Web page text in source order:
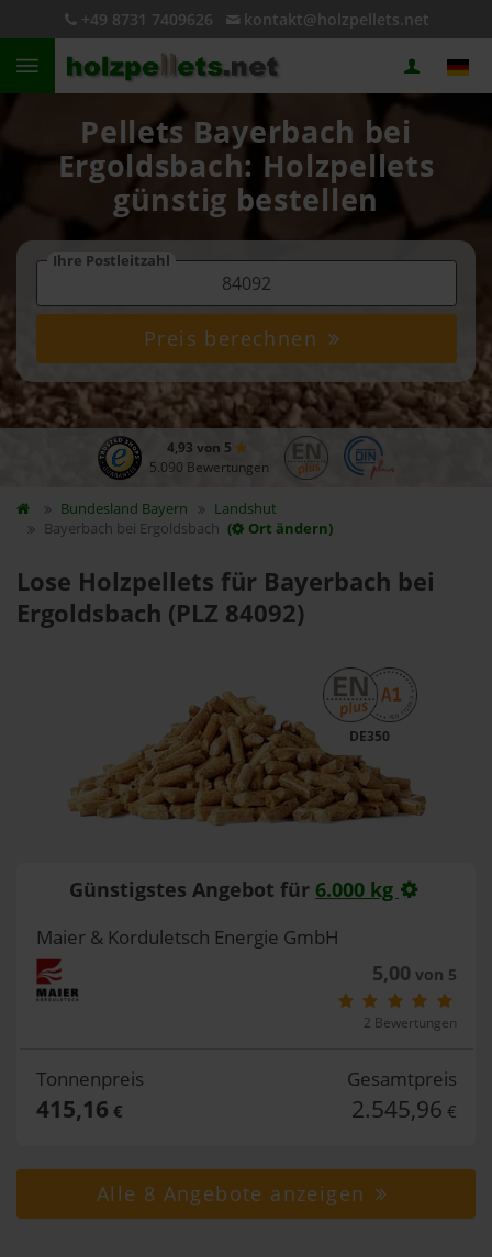
+49 8731 7409626 kontakt@holzpellets.net
Pellets Bayerbach bei
Ergoldsbach: Holzpellets
günstig bestellen
Ihre Postleitzahl
Preis berechnen
4,93 von 5
5.090 Bewertungen
Bundesland Bayern
Landshut
Bayerbach bei Ergoldsbach ( Ort ändern)
Lose Holzpellets für Bayerbach bei
Ergoldsbach (PLZ 84092)
DE350
Günstigstes Angebot für 6.000 kg
Maier & Korduletsch Energie GmbH
5,00 von 5
2 Bewertungen
Tonnenpreis
415,16 €
Gesamtpreis
2.545,96 €
Alle 8 Angebote anzeigen